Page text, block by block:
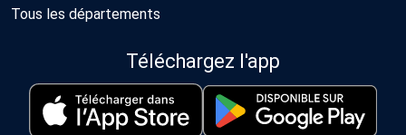
Tous les départements
Téléchargez l'app